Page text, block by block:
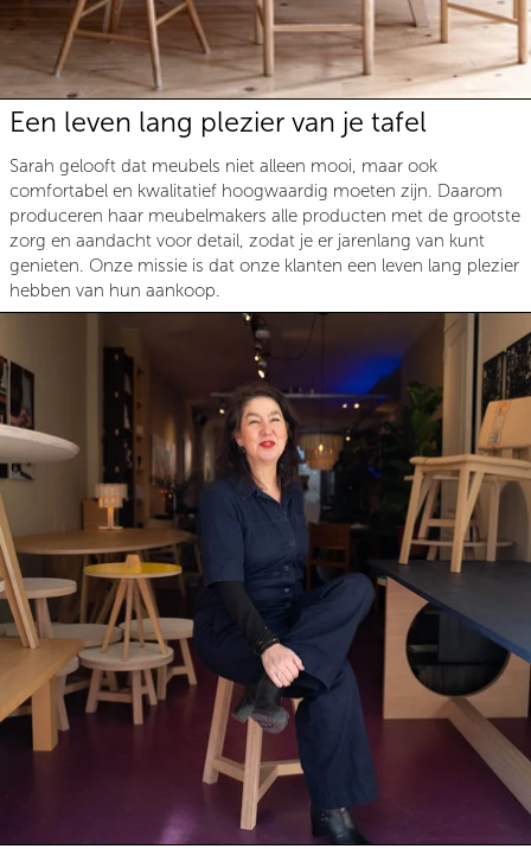
Een leven lang plezier van je tafel
Sarah gelooft dat meubels niet alleen mooi, maar ook
comfortabel en kwalitatief hoogwaardig moeten zijn. Daarom
produceren haar meubelmakers alle producten met de grootste
zorg en aandacht voor detail, zodat je er jarenlang van kunt
genieten. Onze missie is dat onze klanten een leven lang plezier
hebben van hun aankoop.